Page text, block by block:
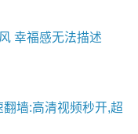
幸福感无法描述
墙:高清视频秒开,超